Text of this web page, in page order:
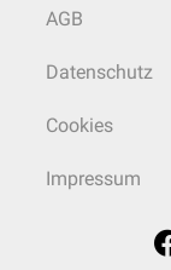
AGB
Datenschutz
Cookies
Impressum